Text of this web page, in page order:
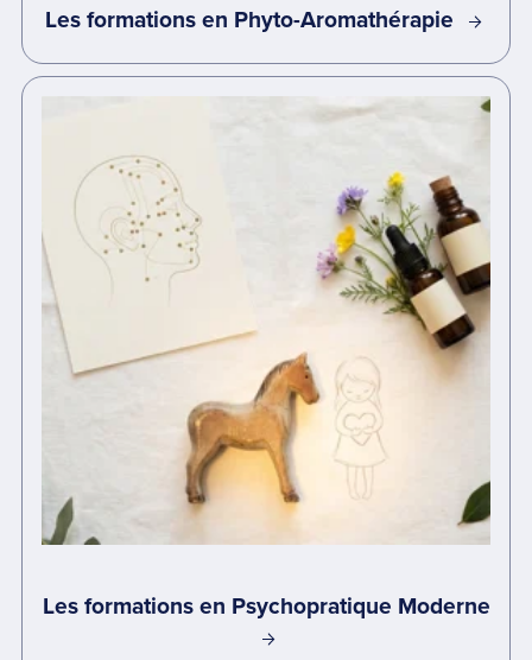
Les formations en Phyto-Aromathérapie
Les formations en Psychopratique Moderne